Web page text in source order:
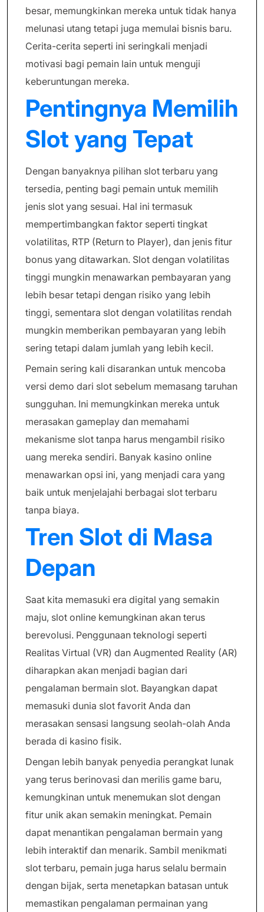
besar, memungkinkan mereka untuk tidak hanya
melunasi utang tetapi juga memulai bisnis baru.
Cerita-cerita seperti ini seringkali menjadi
motivasi bagi pemain lain untuk menguji
keberuntungan mereka.
Pentingnya Memilih
Slot yang Tepat
Dengan banyaknya pilihan slot terbaru yang
tersedia, penting bagi pemain untuk memilih
jenis slot yang sesuai. Hal ini termasuk
mempertimbangkan faktor seperti tingkat
volatilitas, RTP (Return to Player), dan jenis fitur
bonus yang ditawarkan. Slot dengan volatilitas
tinggi mungkin menawarkan pembayaran yang
lebih besar tetapi dengan risiko yang lebih
tinggi, sementara slot dengan volatilitas rendah
mungkin memberikan pembayaran yang lebih
sering tetapi dalam jumlah yang lebih kecil.
Pemain sering kali disarankan untuk mencoba
versi demo dari slot sebelum memasang taruhan
sungguhan. Ini memungkinkan mereka untuk
merasakan gameplay dan memahami
mekanisme slot tanpa harus mengambil risiko
uang mereka sendiri. Banyak kasino online
menawarkan opsi ini, yang menjadi cara yang
baik untuk menjelajahi berbagai slot terbaru
tanpa biaya.
Tren Slot di Masa
Depan
Saat kita memasuki era digital yang semakin
maju, slot online kemungkinan akan terus
berevolusi. Penggunaan teknologi seperti
Realitas Virtual (VR) dan Augmented Reality (AR)
diharapkan akan menjadi bagian dari
pengalaman bermain slot. Bayangkan dapat
memasuki dunia slot favorit Anda dan
merasakan sensasi langsung seolah-olah Anda
berada di kasino fisik.
Dengan lebih banyak penyedia perangkat lunak
yang terus berinovasi dan merilis game baru,
kemungkinan untuk menemukan slot dengan
fitur unik akan semakin meningkat. Pemain
dapat menantikan pengalaman bermain yang
lebih interaktif dan menarik. Sambil menikmati
slot terbaru, pemain juga harus selalu bermain
dengan bijak, serta menetapkan batasan untuk
memastikan pengalaman permainan yang